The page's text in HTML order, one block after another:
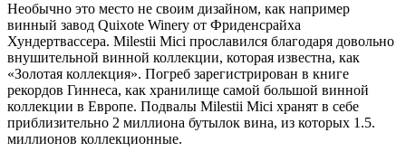
Необычно это место не своим дизайном, как например
винный завод Quixote Winery от Фриденсрайха
Хундертвассера. Milestii Mici прославился благодаря довольно
внушительной винной коллекции, которая известна, как
«Золотая коллекция». Погреб зарегистрирован в книге
рекордов Гиннеса, как хранилище самой большой винной
коллекции в Европе. Подвалы Milestii Mici хранят в себе
приблизительно 2 миллиона бутылок вина, из которых 1.5.
миллионов коллекционные.